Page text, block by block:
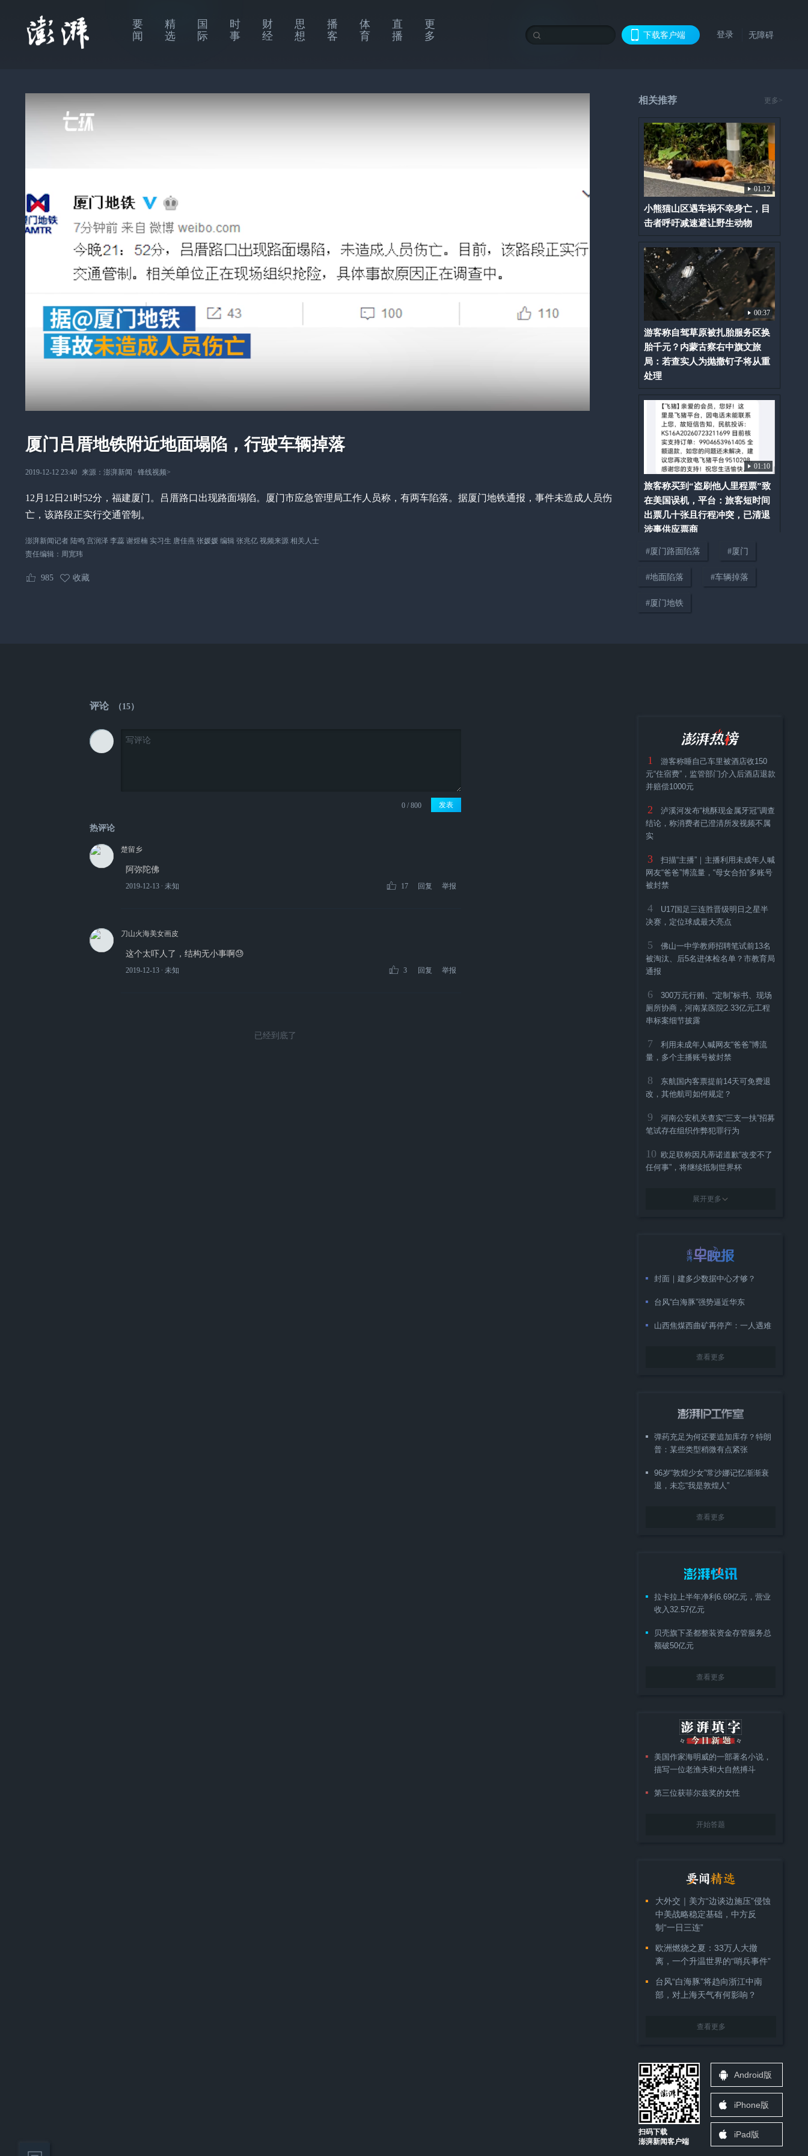
要
闻
精
选
国
际
时
事
财
经
思
想
播
客
体
育
直
播
更
多
下载客户端 登录 无障碍
厦门吕厝地铁附近地面塌陷，行驶车辆掉落
2019-12-12 23:40 来源： 澎湃新闻 ∙ 锋线视频>
12月12日21时52分，福建厦门。吕厝路口出现路面塌陷。厦门市应急管理局工作人员称，有两车陷落。据厦门地铁通报，事件未造成人员伤
亡，该路段正实行交通管制。
澎湃新闻记者 陆鸣 宫润泽 李蕊 谢煜楠 实习生 唐佳燕 张媛媛 编辑 张兆亿 视频来源 相关人士
责任编辑： 周宽玮
985 收藏
相关推荐 更多>
01:12
小熊猫山区遇车祸不幸身亡，目
击者呼吁减速避让野生动物
00:37
游客称自驾草原被扎胎服务区换
胎千元？内蒙古察右中旗文旅
局：若查实人为抛撒钉子将从重
处理
01:10
旅客称买到“盗刷他人里程票”致
在美国误机，平台：旅客短时间
出票几十张且行程冲突，已清退
涉事供应票商
女童额头受伤做CT时意外发现鼻
腔藏6颗磁力珠，医生手术取出
#厦门路面陷落 #厦门
#地面陷落 #车辆掉落
#厦门地铁
评论 （15）
发表
热评论
楚留乡
阿弥陀佛
2019-12-13 ∙ 未知 17 回复 举报
刀山火海美女画皮
这个太吓人了，结构无小事啊😓
2019-12-13 ∙ 未知 3 回复 举报
已经到底了
1
游客称睡自己车里被酒店收150
元“住宿费”，监管部门介入后酒店退款
并赔偿1000元
2
泸溪河发布“桃酥现金属牙冠”调查
结论，称消费者已澄清所发视频不属
实
3
扫描“主播”｜主播利用未成年人喊
网友“爸爸”博流量，“母女合拍”多账号
被封禁
4
U17国足三连胜晋级明日之星半
决赛，定位球成最大亮点
5
佛山一中学教师招聘笔试前13名
被淘汰、后5名进体检名单？市教育局
通报
6
300万元行贿、“定制”标书、现场
厕所协商，河南某医院2.33亿元工程
串标案细节披露
7
利用未成年人喊网友“爸爸”博流
量，多个主播账号被封禁
8
东航国内客票提前14天可免费退
改，其他航司如何规定？
9
河南公安机关查实“三支一扶”招募
笔试存在组织作弊犯罪行为
10 欧足联称因凡蒂诺道歉“改变不了
任何事”，将继续抵制世界杯
展开更多
封面｜建多少数据中心才够？
台风“白海豚”强势逼近华东
山西焦煤西曲矿再停产：一人遇难
查看更多
弹药充足为何还要追加库存？特朗
普：某些类型稍微有点紧张
96岁“敦煌少女”常沙娜记忆渐渐衰
退，未忘“我是敦煌人”
查看更多
拉卡拉上半年净利6.69亿元，营业
收入32.57亿元
贝壳旗下圣都整装资金存管服务总
额破50亿元
查看更多
美国作家海明威的一部著名小说，
描写一位老渔夫和大自然搏斗
第三位获菲尔兹奖的女性
开始答题
大外交｜美方“边谈边施压”侵蚀
中美战略稳定基础，中方反
制“一日三连”
欧洲燃烧之夏：33万人大撤
离，一个升温世界的“哨兵事件”
台风“白海豚”将趋向浙江中南
部，对上海天气有何影响？
查看更多
扫码下载
澎湃新闻客户端
Android版
iPhone版
iPad版